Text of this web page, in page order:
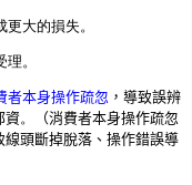
大的損失。
。
者本身操作疏忽 ，導致誤辨
資。 （消費者本身操作疏忽
頭斷掉脫落、操作錯誤導